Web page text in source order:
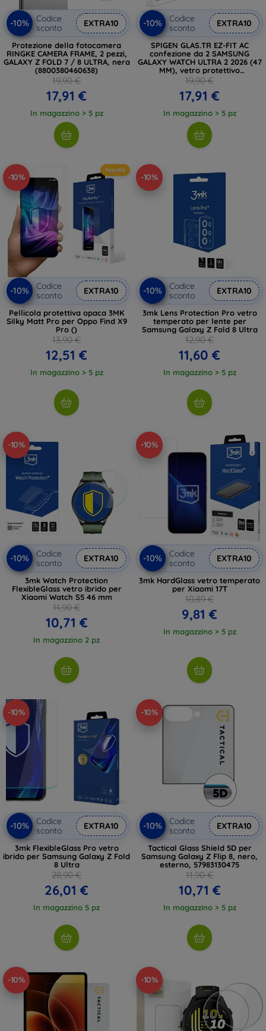
-10%
Codice
sconto
EXTRA10
Protezione della fotocamera
RINGKE CAMERA FRAME, 2 pezzi,
GALAXY Z FOLD 7 / 8 ULTRA, nera
(8800380460638)
19,90 €
17,91 €
In magazzino > 5 pz
-10%
Codice
sconto
EXTRA10
SPIGEN GLAS.TR EZ-FIT AC
confezione da 2 SAMSUNG
GALAXY WATCH ULTRA 2 2026 (47
MM), vetro protettivo
trasparente
19,90 €
17,91 €
In magazzino > 5 pz
-10%
Novità
-10%
Codice
sconto
EXTRA10
Pellicola protettiva opaca 3MK
Silky Matt Pro per Oppo Find X9
Pro ()
13,90 €
12,51 €
In magazzino > 5 pz
-10%
-10%
Codice
sconto
EXTRA10
3mk Lens Protection Pro vetro
temperato per lente per
Samsung Galaxy Z Fold 8 Ultra
12,90 €
11,60 €
In magazzino > 5 pz
-10%
-10%
Codice
sconto
EXTRA10
3mk Watch Protection
FlexibleGlass vetro ibrido per
Xiaomi Watch S5 46 mm
11,90 €
10,71 €
In magazzino 2 pz
-10%
-10%
Codice
sconto
EXTRA10
3mk HardGlass vetro temperato
per Xiaomi 17T
10,89 €
9,81 €
In magazzino > 5 pz
-10%
-10%
Codice
sconto
EXTRA10
3mk FlexibleGlass Pro vetro
ibrido per Samsung Galaxy Z Fold
8 Ultra
28,90 €
26,01 €
In magazzino 5 pz
-10%
-10%
Codice
sconto
EXTRA10
Tactical Glass Shield 5D per
Samsung Galaxy Z Flip 8, nero,
esterno, 57983130475
11,90 €
10,71 €
In magazzino > 5 pz
-10% -10%